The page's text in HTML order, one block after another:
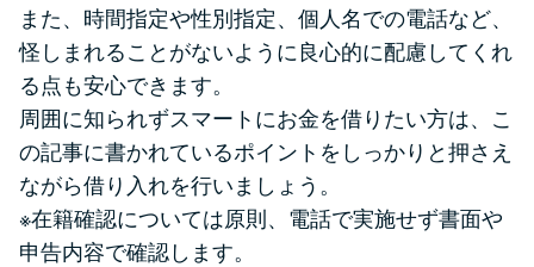
また、時間指定や性別指定、個人名での電話など、
怪しまれることがないように良心的に配慮してくれ
る点も安心できます。
周囲に知られずスマートにお金を借りたい方は、こ
の記事に書かれているポイントをしっかりと押さえ
ながら借り入れを行いましょう。
※在籍確認については原則、電話で実施せず書面や
申告内容で確認します。